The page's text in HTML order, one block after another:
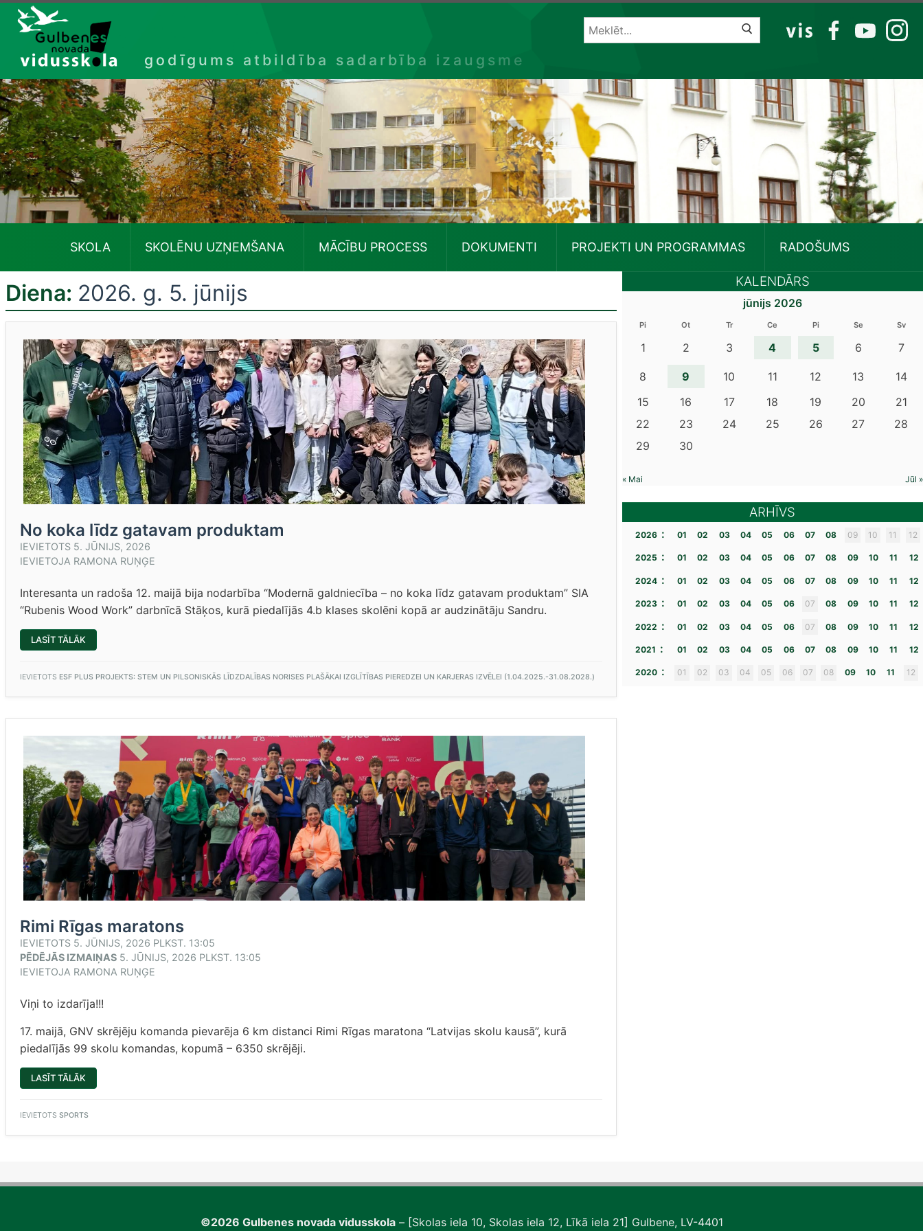
Izlaist
godīgums atbildība sadarbība izaugsme
VIS FB YT IG
SKOLA SKOLĒNU UZŅEMŠANA MĀCĪBU PROCESS DOKUMENTI PROJEKTI UN PROGRAMMAS RADOŠUMS
Diena: 2026. g. 5. jūnijs
No koka līdz gatavam produktam
IEVIETOTS 5. JŪNIJS, 2026
IEVIETOJA RAMONA RUŅĢE
Interesanta un radoša 12. maijā bija nodarbība “Modernā galdniecība – no koka līdz gatavam produktam” SIA
“Rubenis Wood Work” darbnīcā Stāķos, kurā piedalījās 4.b klases skolēni kopā ar audzinātāju Sandru.
LASĪT TĀLĀK
KOKA
PRODUKTAM”
IEVIETOTS ESF PLUS PROJEKTS: STEM UN PILSONISKĀS LĪDZDALĪBAS NORISES PLAŠĀKAI IZGLĪTĪBAS PIEREDZEI UN KARJERAS IZVĒLEI (1.04.2025.-31.08.2028.)
Rimi Rīgas maratons
IEVIETOTS 5. JŪNIJS, 2026 PLKST. 13:05
PĒDĒJĀS IZMAIŅAS 5. JŪNIJS, 2026 PLKST. 13:05
IEVIETOJA RAMONA RUŅĢE
Viņi to izdarīja!!!
17. maijā, GNV skrējēju komanda pievarēja 6 km distanci Rimi Rīgas maratona “Latvijas skolu kausā”, kurā
piedalījās 99 skolu komandas, kopumā – 6350 skrējēji.
LASĪT TĀLĀK
RĪGAS
IEVIETOTS SPORTS
KALENDĀRS
jūnijs 2026
Pi Ot Tr Ce Pi Se Sv
1 2 3 4 5 6 7
8 9 10 11 12 13
14
15
16 17 18 19 20
21
22
23 24 25 26 27
28
29
30
« Mai Jūl »
ARHĪVS
2026 : 01 02 03 04 05 06 07 08 09 10 11 12
2025 : 01 02 03 04 05 06 07 08 09 10 11 12
2024 : 01 02 03 04 05 06 07 08 09 10 11 12
2023 : 01 02 03 04 05 06 07 08 09 10 11 12
2022 : 01 02 03 04 05 06 07 08 09 10 11 12
2021 : 01 02 03 04 05 06 07 08 09 10 11 12
2020 : 01 02 03 04 05 06 07 08 09 10 11 12
©2026 Gulbenes novada vidusskola– [Skolas iela 10, Skolas iela 12, Līkā iela 21] Gulbene, LV-4401